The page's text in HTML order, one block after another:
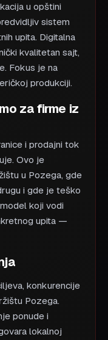
u opštini
sistem
upita. Digitalna
kvalitetan sajt,
Fokus je na
produkciji.
za firme iz
i prodajni tok
Ovo je
u Pozega, gde
i gde je teško
koji vodi
upita —
konkurencije
Pozega.
ponude i
lokalnoj